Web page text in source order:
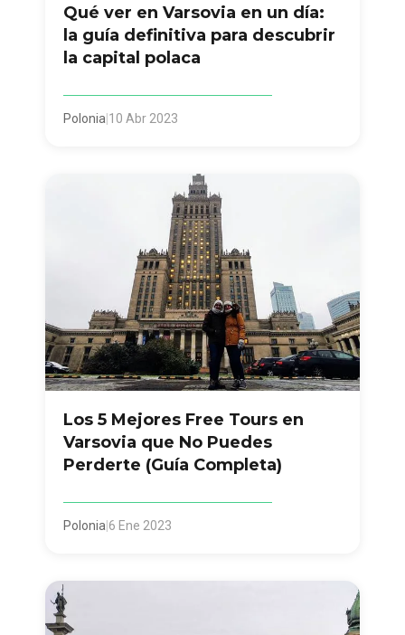
Qué ver en Varsovia en un día:
la guía definitiva para descubrir
la capital polaca
Polonia 10 Abr 2023
Los 5 Mejores Free Tours en
Varsovia que No Puedes
Perderte (Guía Completa)
Polonia 6 Ene 2023